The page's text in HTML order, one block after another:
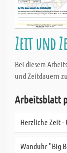
Zeit und
Bei diesem
und Zeitdauern
Arbeitsblatt
Herzliche Zeit -
Wanduhr "Big